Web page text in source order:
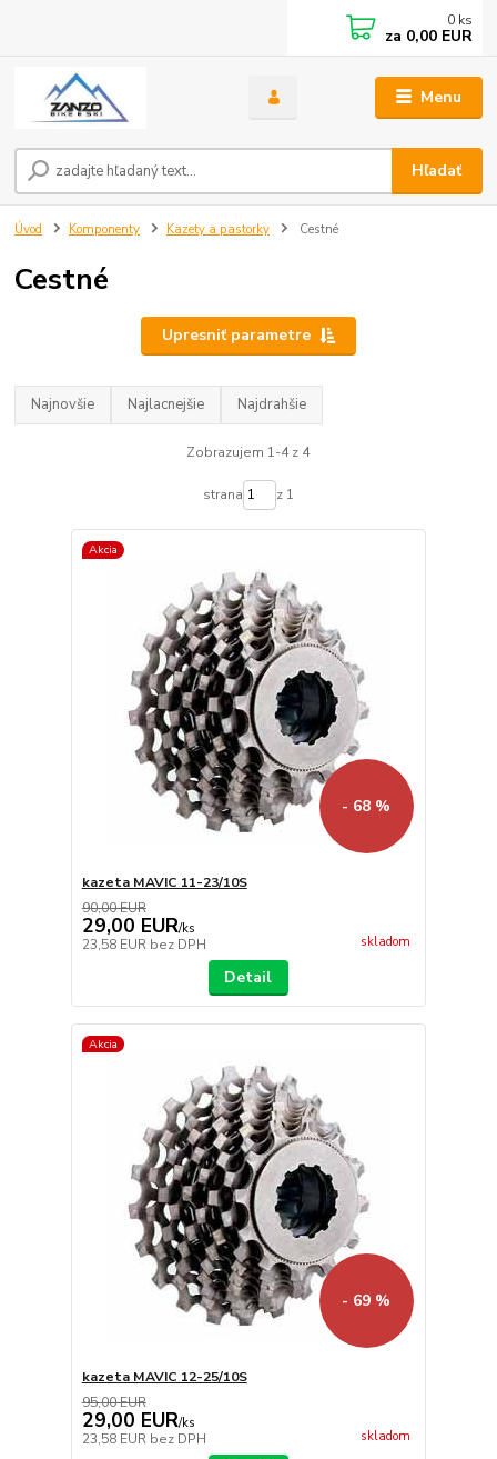
Menu
Hľadať
0 ks
za 0,00 EUR
Úvod Komponenty Kazety a pastorky Cestné
Cestné
Upresniť parametre
Najnovšie Najlacnejšie Najdrahšie
Zobrazujem 1-4 z 4
strana z 1
Akcia
- 68 %
kazeta MAVIC 11-23/10S
90,00 EUR
29,00 EUR/ks
23,58 EUR bez DPH skladom
Detail
Akcia
- 69 %
kazeta MAVIC 12-25/10S
95,00 EUR
29,00 EUR/ks
23,58 EUR bez DPH skladom